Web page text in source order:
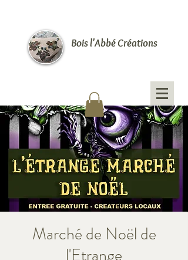
Bois l'Abbé Créations
Marché de Noël de
l'Etrange